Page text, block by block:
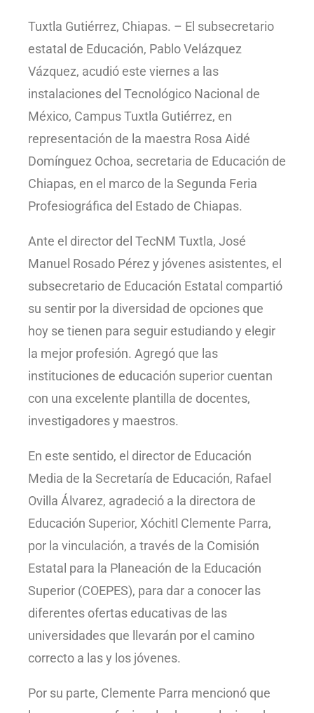
Tuxtla Gutiérrez, Chiapas. – El subsecretario
estatal de Educación, Pablo Velázquez
Vázquez, acudió este viernes a las
instalaciones del Tecnológico Nacional de
México, Campus Tuxtla Gutiérrez, en
representación de la maestra Rosa Aidé
Domínguez Ochoa, secretaria de Educación de
Chiapas, en el marco de la Segunda Feria
Profesiográfica del Estado de Chiapas.
Ante el director del TecNM Tuxtla, José
Manuel Rosado Pérez y jóvenes asistentes, el
subsecretario de Educación Estatal compartió
su sentir por la diversidad de opciones que
hoy se tienen para seguir estudiando y elegir
la mejor profesión. Agregó que las
instituciones de educación superior cuentan
con una excelente plantilla de docentes,
investigadores y maestros.
En este sentido, el director de Educación
Media de la Secretaría de Educación, Rafael
Ovilla Álvarez, agradeció a la directora de
Educación Superior, Xóchitl Clemente Parra,
por la vinculación, a través de la Comisión
Estatal para la Planeación de la Educación
Superior (COEPES), para dar a conocer las
diferentes ofertas educativas de las
universidades que llevarán por el camino
correcto a las y los jóvenes.
Por su parte, Clemente Parra mencionó que